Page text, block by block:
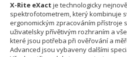
X-Rite eXact je technologicky
spektrofotometrem, který kombinuje
ergonomickým zpracováním přístroje
uživatelsky přívětivým rozhraním a
které jsou potřeba při ověřování a
Advanced jsou vybaveny dalšími